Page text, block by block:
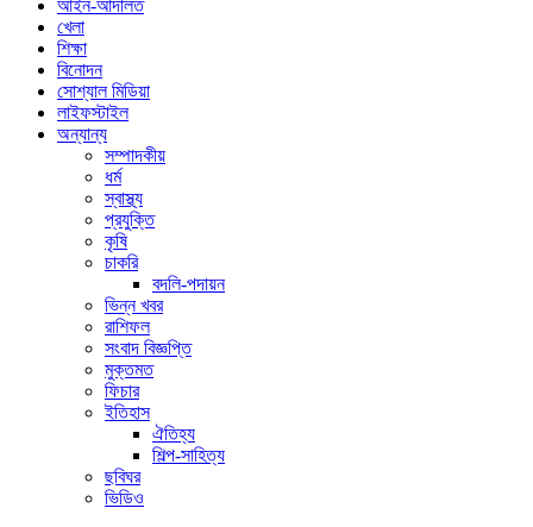
আইন-আদালত
খেলা
শিক্ষা
বিনোদন
সোশ্যাল মিডিয়া
লাইফস্টাইল
অন্যান্য
সম্পাদকীয়
ধর্ম
স্বাস্থ্য
প্রযুক্তি
কৃষি
চাকরি
বদলি-পদায়ন
ভিন্ন খবর
রাশিফল
সংবাদ বিজ্ঞপ্তি
মুক্তমত
ফিচার
ইতিহাস
ঐতিহ্য
শিল্প-সাহিত্য
ছবিঘর
ভিডিও